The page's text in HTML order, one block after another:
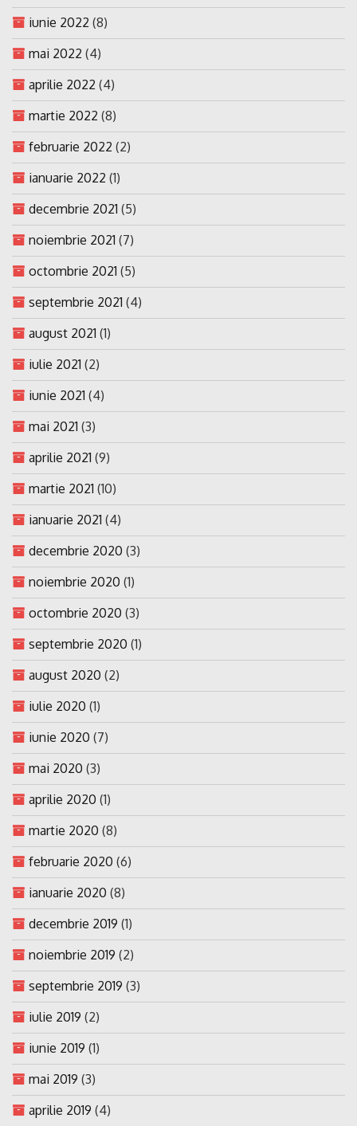
iunie 2022 (8)
mai 2022 (4)
aprilie 2022 (4)
martie 2022 (8)
februarie 2022 (2)
ianuarie 2022 (1)
decembrie 2021 (5)
noiembrie 2021 (7)
octombrie 2021 (5)
septembrie 2021 (4)
august 2021 (1)
iulie 2021 (2)
iunie 2021 (4)
mai 2021 (3)
aprilie 2021 (9)
martie 2021 (10)
ianuarie 2021 (4)
decembrie 2020 (3)
noiembrie 2020 (1)
octombrie 2020 (3)
septembrie 2020 (1)
august 2020 (2)
iulie 2020 (1)
iunie 2020 (7)
mai 2020 (3)
aprilie 2020 (1)
martie 2020 (8)
februarie 2020 (6)
ianuarie 2020 (8)
decembrie 2019 (1)
noiembrie 2019 (2)
septembrie 2019 (3)
iulie 2019 (2)
iunie 2019 (1)
mai 2019 (3)
aprilie 2019 (4)